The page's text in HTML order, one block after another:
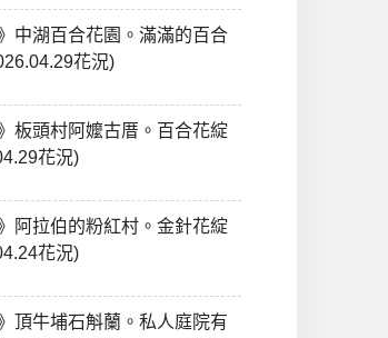
中湖百合花園。滿滿的百合
花況)
板頭村阿嬤古厝。百合花綻
花況)
阿拉伯的粉紅村。金針花綻
花況)
頂牛埔石斛蘭。私人庭院有